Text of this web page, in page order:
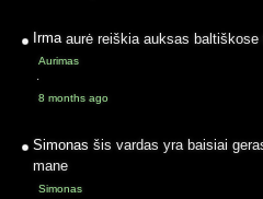
Irma aurė reiškia auksas baltiškose
Aurimas
·
8 months ago
Simonas šis vardas yra baisiai
mane
Simonas